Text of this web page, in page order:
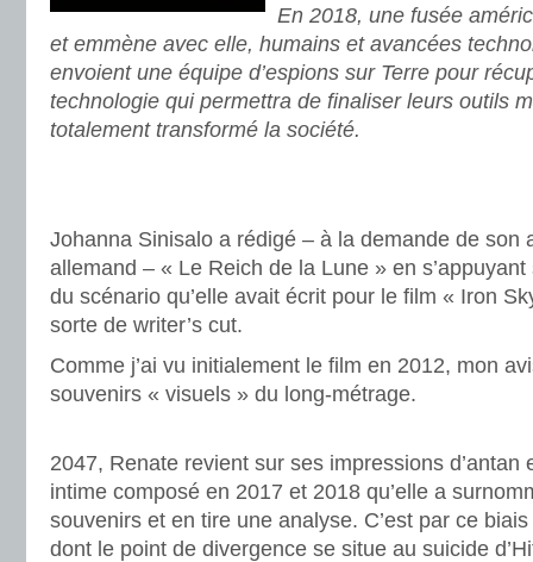
En 2018, une fusée
et emmène avec elle, humains et avancées
envoient une équipe d’espions sur Terre pour
technologie qui permettra de finaliser leurs outils
totalement transformé la société.
Johanna Sinisalo a rédigé – à la demande de son
allemand – « Le Reich de la Lune » en
du scénario qu’elle avait écrit pour le film « Iron
sorte de writer’s cut.
Comme j’ai vu initialement le film en 2012, mon
souvenirs « visuels » du long-métrage.
2047, Renate revient sur ses impressions d’antan
intime composé en 2017 et 2018 qu’elle a
souvenirs et en tire une analyse. C’est par ce
dont le point de divergence se situe au suicide